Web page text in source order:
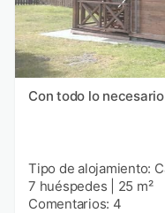
Con todo lo
Tipo de alojamiento:
7 huéspedes
25 m²
Comentarios: 4